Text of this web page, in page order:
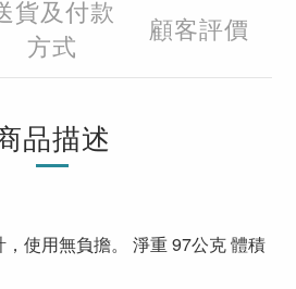
貨及付款
方式
顧客評價
品描述
，使用無負擔。 淨重 97公克 體積